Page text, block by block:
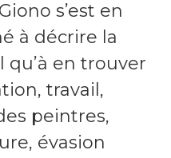
s’est en
à décrire la
en trouver
travail,
peintres,
évasion